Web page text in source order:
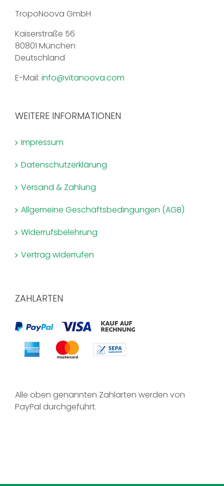
TropoNoova GmbH
Kaiserstraße 56
80801 München
Deutschland
E-Mail: info@vitanoova.com
WEITERE INFORMATIONEN
Impressum
Datenschutzerklärung
Versand & Zahlung
Allgemeine Geschäftsbedingungen (AGB)
Widerrufsbelehrung
Vertrag widerrufen
ZAHLARTEN
Alle oben genannten Zahlarten werden von
PayPal durchgeführt.